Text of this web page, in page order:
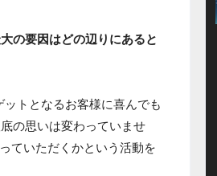
の要因はどの辺りにあると
トとなるお客様に喜んでも
の思いは変わっていませ
ていただくかという活動を